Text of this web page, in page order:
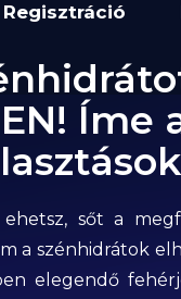
Regisztráció
Íme
sőt a
a szénhidrátok
elegendő